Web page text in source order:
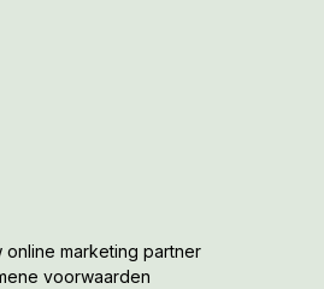
marketing partner
voorwaarden